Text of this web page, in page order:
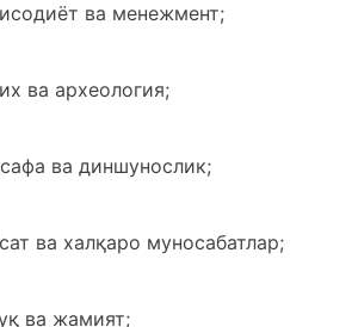
ва менежмент;
ва археология;
ва диншунослик;
ва халқаро муносабатлар;
ва жамият;